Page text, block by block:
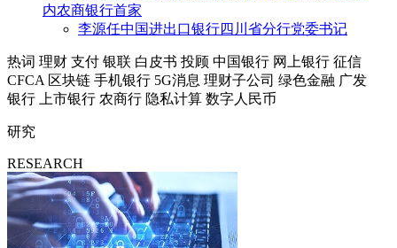
内农商银行首家
李源任中国进出口银行四川省分行党委书记
热词 理财 支付 银联 白皮书 投顾 中国银行 网上银行 征信
CFCA 区块链 手机银行 5G消息 理财子公司 绿色金融 广发
银行
上市银行 农商行 隐私计算 数字人民币
研究
RESEARCH